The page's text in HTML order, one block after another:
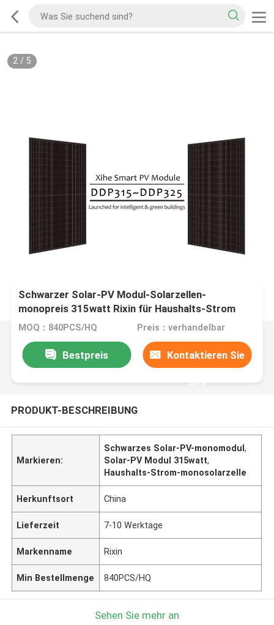
3/ 5
Schwarzer Solar-PV Modul-Solarzellen-
monopreis 315watt Rixin für Haushalts-Strom
MOQ：840PCS/HQ Preis：verhandelbar
Bestpreis Kontaktieren Sie
uns
PRODUKT-BESCHREIBUNG
Markieren:
Schwarzes Solar-PV-monomodul,
Solar-PV Modul 315watt,
Haushalts-Strom-monosolarzelle
Herkunftsort China
Lieferzeit 7-10 Werktage
Markenname Rixin
Min Bestellmenge 840PCS/HQ
Sehen Sie mehr an